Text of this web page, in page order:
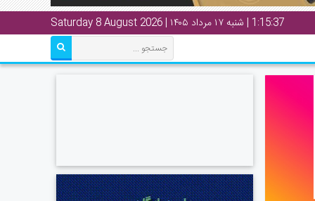
1:15:38 | شنبه ۱۷ مرداد ۱۴۰۵ | Saturday 8 August 2026